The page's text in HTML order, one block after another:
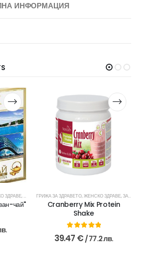
ИНФОРМАЦИЯ
ЗДРАВЕ,ПРОДУКТИ ЗА МЪЖЕ,ЧАЙОВЕ ЗА ДЕТОКСИКАЦИЯ
чай"
ГРИЖА ЗА ЗДРАВЕТО,ЖЕНСКО ЗДРАВЕ,ЗА ТЯЛОТО
Cranberry Mix Protein
Shake
0out of 5
39.47 € / 77.2 лв.